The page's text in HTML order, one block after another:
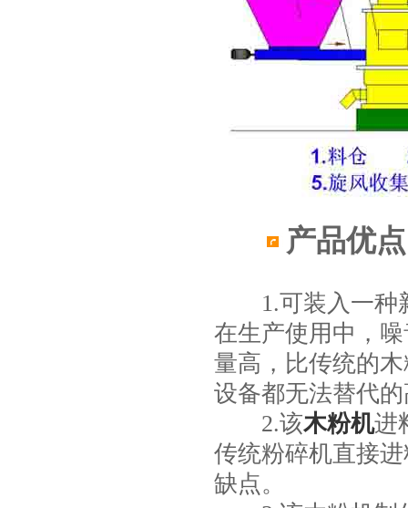
产品优点
1.可装入一种新
在生产使用中，
量高，比传统的
设备都无法替代
2.该木粉机进
传统粉碎机直接
缺点。